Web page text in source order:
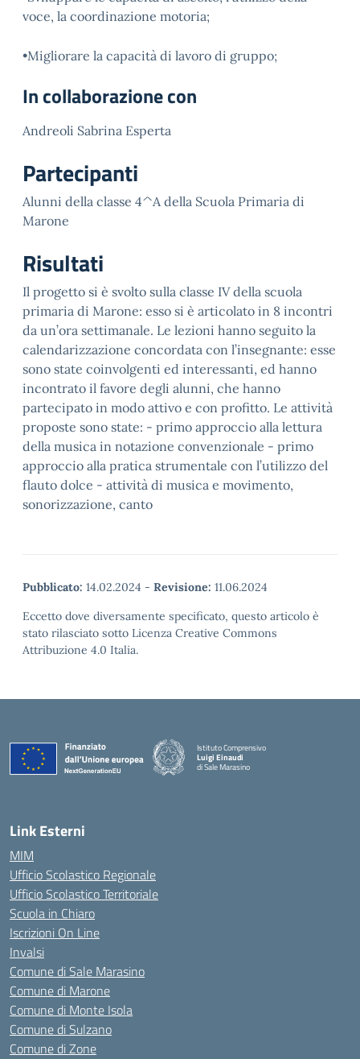
voce, la coordinazione motoria;
•Migliorare la capacità di lavoro di gruppo;
In collaborazione con
Andreoli Sabrina Esperta
Partecipanti
Alunni della classe 4^A della Scuola Primaria di
Marone
Risultati
Il progetto si è svolto sulla classe IV della scuola
primaria di Marone: esso si è articolato in 8 incontri
da un’ora settimanale. Le lezioni hanno seguito la
calendarizzazione concordata con l’insegnante: esse
sono state coinvolgenti ed interessanti, ed hanno
incontrato il favore degli alunni, che hanno
partecipato in modo attivo e con profitto. Le attività
proposte sono state: - primo approccio alla lettura
della musica in notazione convenzionale - primo
approccio alla pratica strumentale con l’utilizzo del
flauto dolce - attività di musica e movimento,
sonorizzazione, canto
Pubblicato: 14.02.2024 - Revisione: 11.06.2024
Eccetto dove diversamente specificato, questo articolo è
stato rilasciato sotto Licenza Creative Commons
Attribuzione 4.0 Italia.
Istituto Comprensivo
Luigi Einaudi
di Sale Marasino
Link Esterni
MIM
Ufficio Scolastico Regionale
Ufficio Scolastico Territoriale
Scuola in Chiaro
Iscrizioni On Line
Invalsi
Comune di Sale Marasino
Comune di Marone
Comune di Monte Isola
Comune di Sulzano
Comune di Zone